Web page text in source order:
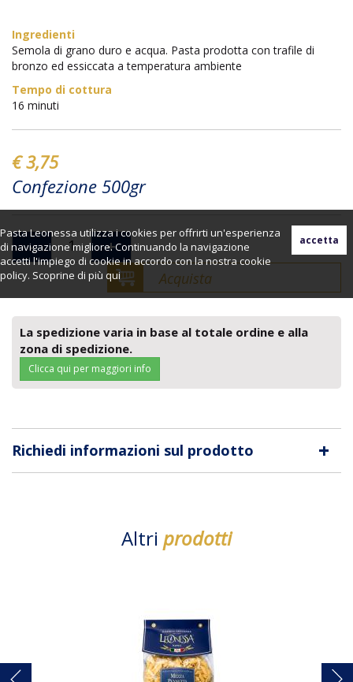
Pasta Leonessa utilizza i cookies per offrirti un'esperienza
di navigazione migliore. Continuando la navigazione
accetti l'impiego di cookie in accordo con la nostra cookie
policy. Scoprine di più qui
Ingredienti
Semola di grano duro e acqua. Pasta prodotta con trafile di
bronzo ed essiccata a temperatura ambiente
Tempo di cottura
16 minuti
€ 3,75
Confezione 500gr
- +
Acquista
La spedizione varia in base al totale ordine e alla
zona di spedizione.
Clicca qui per maggiori info
Richiedi informazioni sul prodotto +
Altri prodotti